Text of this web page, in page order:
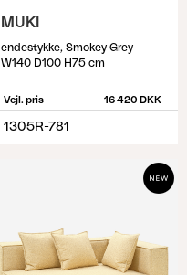
MUKI
endestykke, Smokey Grey
W140 D100 H75 cm
Vejl. pris 16 420 DKK
1305R-781